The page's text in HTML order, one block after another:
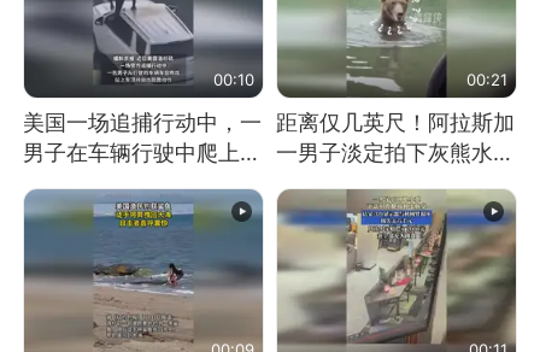
00:10
美国一场追捕行动中，一
男子在车辆行驶中爬上车
顶跳舞。（新京报）
00:21
距离仅几英尺！阿拉斯加
一男子淡定拍下灰熊水中
捕食鲑鱼全程